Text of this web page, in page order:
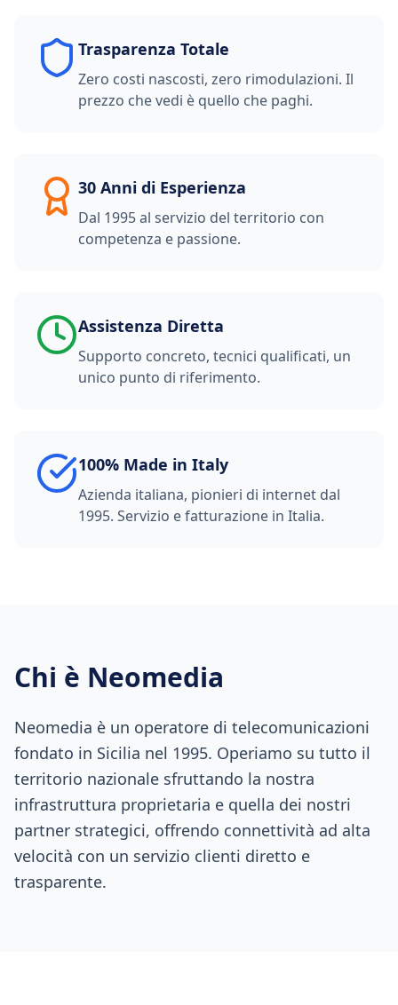
Trasparenza Totale
Zero costi nascosti, zero rimodulazioni. Il
prezzo che vedi è quello che paghi.
30 Anni di Esperienza
Dal 1995 al servizio del territorio con
competenza e passione.
Assistenza Diretta
Supporto concreto, tecnici qualificati, un
unico punto di riferimento.
100% Made in Italy
Azienda italiana, pionieri di internet dal
1995. Servizio e fatturazione in Italia.
Chi è Neomedia
Neomedia è un operatore di telecomunicazioni
fondato in Sicilia nel 1995. Operiamo su tutto il
territorio nazionale sfruttando la nostra
infrastruttura proprietaria e quella dei nostri
partner strategici, offrendo connettività ad alta
velocità con un servizio clienti diretto e
trasparente.